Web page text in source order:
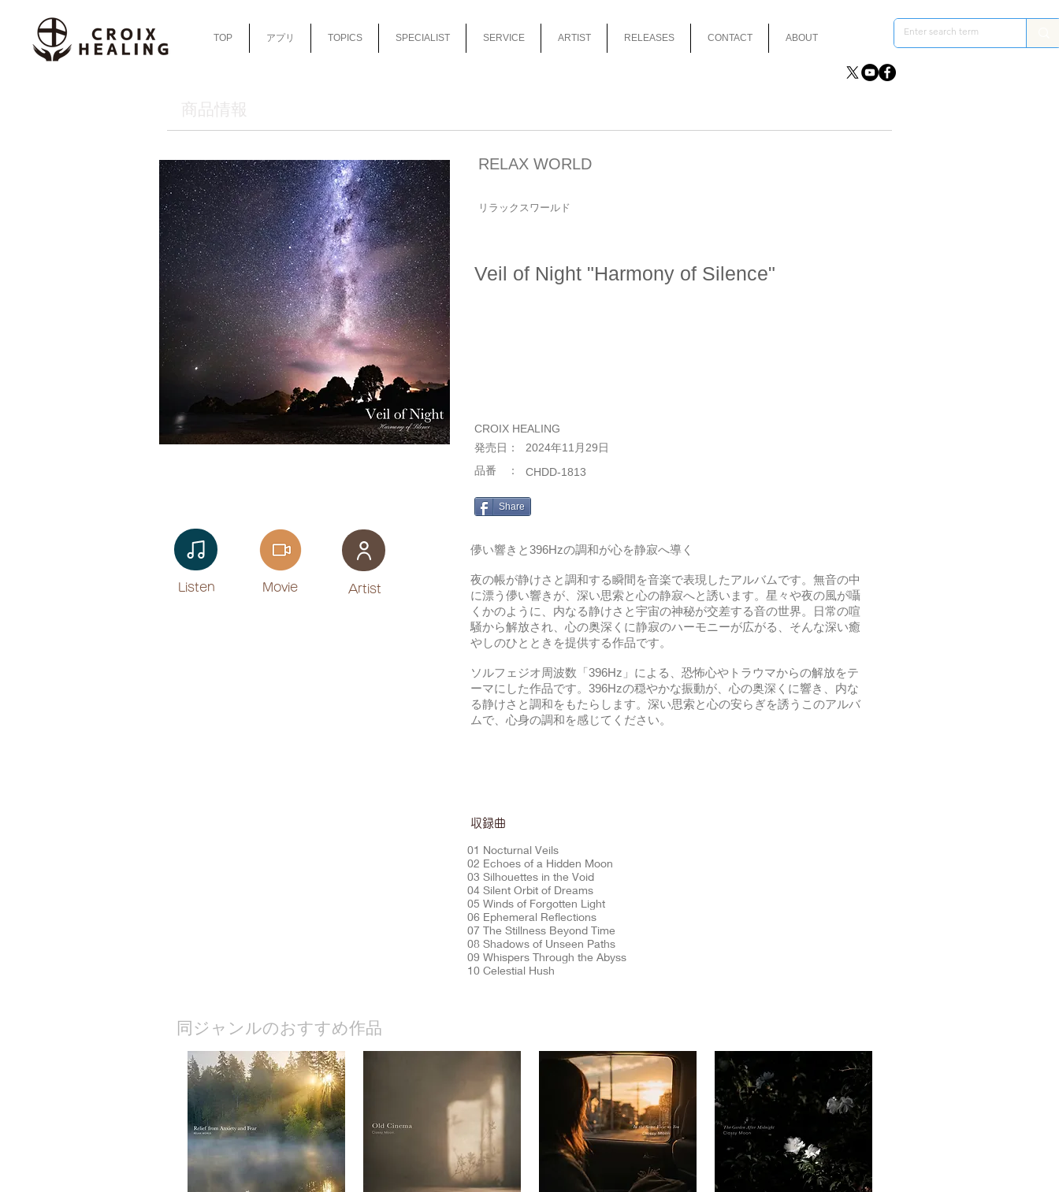
TOP アプリ TOPICS SPECIALIST SERVICE ARTIST RELEASES CONTACT ABOUT
​商品情報
Listen​ Movie ​Artist
RELAX WORLD
リラックスワールド
Veil of Night "Harmony of Silence"
CROIX HEALING
2024年11月29日
​発売日：
​品番 ：
CHDD-1813
Share
儚い響きと396Hzの調和が心を静寂へ導く
夜の帳が静けさと調和する瞬間を音楽で表現したアルバムです。無音の中
に漂う儚い響きが、深い思索と心の静寂へと誘います。星々や夜の風が囁
くかのように、内なる静けさと宇宙の神秘が交差する音の世界。日常の喧
騒から解放され、心の奥深くに静寂のハーモニーが広がる、そんな深い癒
やしのひとときを提供する作品です。
ソルフェジオ周波数「396Hz」による、恐怖心やトラウマからの解放をテ
ーマにした作品です。396Hzの穏やかな振動が、心の奥深くに響き、内な
る静けさと調和をもたらします。深い思索と心の安らぎを誘うこのアルバ
ムで、心身の調和を感じてください。
​収録曲
01 Nocturnal Veils
02 Echoes of a Hidden Moon
03 Silhouettes in the Void
04 Silent Orbit of Dreams
05 Winds of Forgotten Light
06 Ephemeral Reflections
07 The Stillness Beyond Time
08 Shadows of Unseen Paths
09 Whispers Through the Abyss
10 Celestial Hush
​同ジャンルのおすすめ作品